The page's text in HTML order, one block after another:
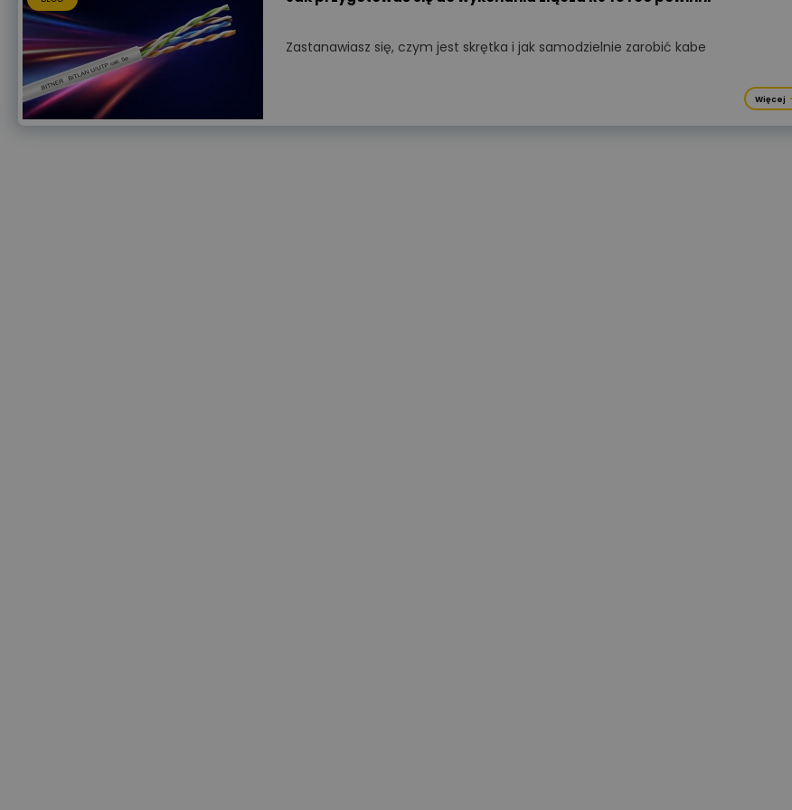
Zastanawiasz się, czym jest skrętka i jak samodzielnie zarobić kabe
Więcej
się koniecznością ekonomiczną.
parametry akumulatorów,
z wysokonapięciowymi oraz
wskazujemy najczęstsze błędy